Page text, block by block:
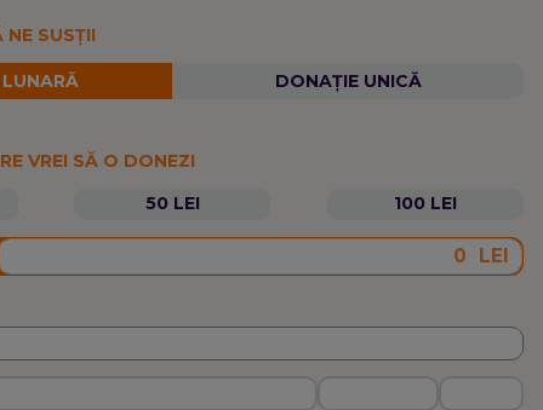
NE SUSȚII
DONAȚIE UNICĂ
VREI SĂ O DONEZI
50 LEI 100 LEI
LEI